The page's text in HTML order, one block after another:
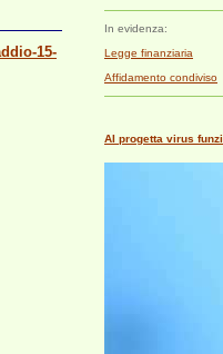
15-
In evidenza:
Legge finanziaria
Affidamento condiviso
AI progetta virus